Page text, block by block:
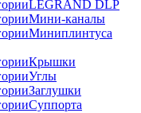
LEGRAND DLP
Мини-каналы
Миниплинтуса
Крышки
Углы
Заглушки
Суппорта